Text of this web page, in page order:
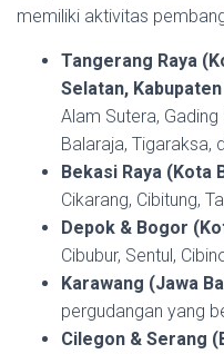
memiliki aktivitas
Tangerang Raya
Selatan,
Alam Sutera,
Balaraja, Tigaraksa,
Bekasi Raya (Kota
Cikarang, Cibitung,
Depok & Bogor
Cibubur, Sentul,
Karawang (Jawa
pergudangan yang
Cilegon & Serang